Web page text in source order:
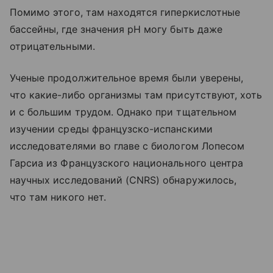
Помимо этого, там находятся гиперкислотные
бассейны, где значения рН могу быть даже
отрицательными.
Ученые продолжительное время были уверены,
что какие-либо организмы там присутствуют, хоть
и с большим трудом. Однако при тщательном
изучении среды французско-испанскими
исследователями во главе с биологом Лопесом
Гарсиа из Французского национального центра
научных исследований (CNRS) обнаружилось,
что там никого нет.